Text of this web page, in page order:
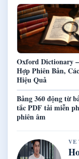
Oxford Dictionary
Hợp Phiên Bản,
Hiệu Quả
Bảng 360 động từ
tắc PDF tải miễn
phiên âm
VE